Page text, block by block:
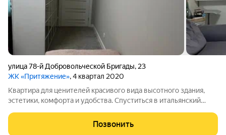
улица 78-й Добровольческой Бригады, 23
ЖК «Притяжение», 4 квартал 2020
Квартира для ценителей красивого вида высотного здания,
эстетики, комфорта и удобства. Спуститься в итальянский
назначить рабочую встречу в азиатском ресторане, отпустить
ребенка в ДО-ДО пиццу и
Позвонить